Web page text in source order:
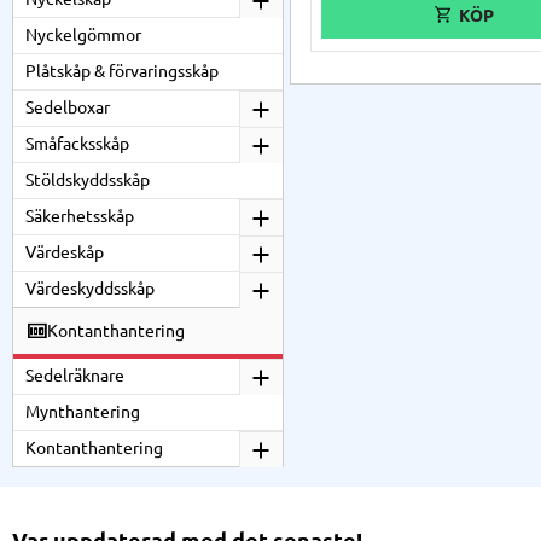
Nyckelgömmor
Plåtskåp & förvaringsskåp
Sedelboxar
Småfacksskåp
Stöldskyddsskåp
Säkerhetsskåp
Värdeskåp
Värdeskyddsskåp
Kontanthantering
Sedelräknare
Mynthantering
Kontanthantering